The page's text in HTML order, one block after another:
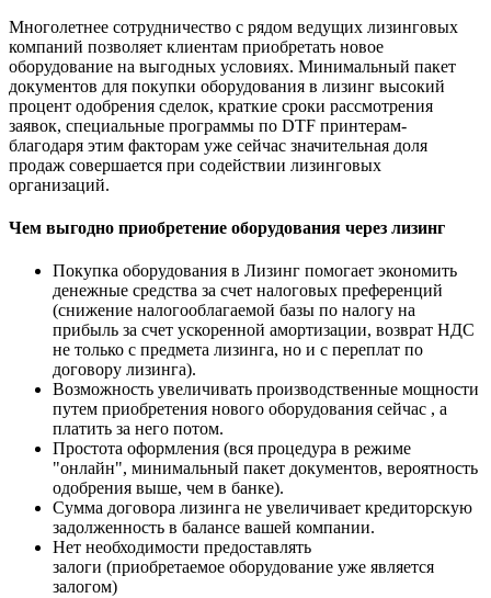
Многолетнее сотрудничество с рядом ведущих лизинговых
компаний позволяет клиентам приобретать новое
оборудование на выгодных условиях. Минимальный пакет
документов для покупки оборудования в лизинг высокий
процент одобрения сделок, краткие сроки рассмотрения
заявок, специальные программы по DTF принтерам-
благодаря этим факторам уже сейчас значительная доля
продаж совершается при содействии лизинговых
организаций.
Чем выгодно приобретение оборудования через лизинг
Покупка оборудования в Лизинг помогает экономить
денежные средства за счет налоговых преференций
(снижение налогооблагаемой базы по налогу на
прибыль за счет ускоренной амортизации, возврат НДС
не только с предмета лизинга, но и с переплат по
договору лизинга).
Возможность увеличивать производственные мощности
путем приобретения нового оборудования сейчас , а
платить за него потом.
Простота оформления (вся процедура в режиме
"онлайн", минимальный пакет документов, вероятность
одобрения выше, чем в банке).
Сумма договора лизинга не увеличивает кредиторскую
задолженность в балансе вашей компании.
Нет необходимости предоставлять
залоги (приобретаемое оборудование уже является
залогом)